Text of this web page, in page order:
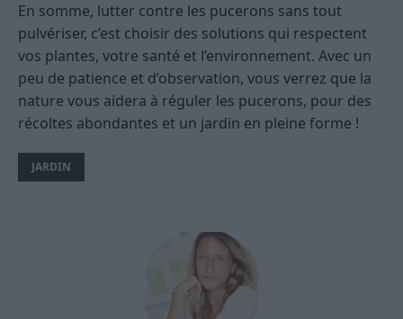
En somme, lutter contre les pucerons sans tout
pulvériser, c’est choisir des solutions qui respectent
vos plantes, votre santé et l’environnement. Avec un
peu de patience et d’observation, vous verrez que la
nature vous aidera à réguler les pucerons, pour des
récoltes abondantes et un jardin en pleine forme !
JARDIN